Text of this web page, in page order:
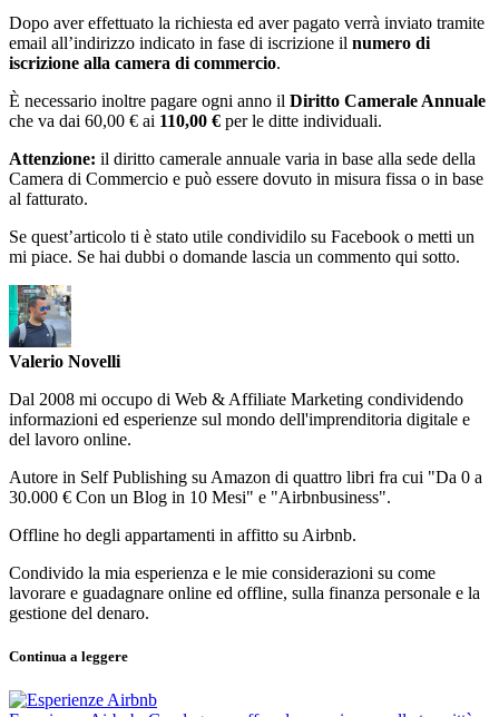
Dopo aver effettuato la richiesta ed aver pagato verrà inviato tramite
email all’indirizzo indicato in fase di iscrizione il numero di
iscrizione alla camera di commercio.
È necessario inoltre pagare ogni anno il Diritto Camerale Annuale
che va dai 60,00 € ai 110,00 € per le ditte individuali.
Attenzione: il diritto camerale annuale varia in base alla sede della
Camera di Commercio e può essere dovuto in misura fissa o in base
al fatturato.
Se quest’articolo ti è stato utile condividilo su Facebook o metti un
mi piace. Se hai dubbi o domande lascia un commento qui sotto.
Valerio Novelli
Dal 2008 mi occupo di Web & Affiliate Marketing condividendo
informazioni ed esperienze sul mondo dell'imprenditoria digitale e
del lavoro online.
Autore in Self Publishing su Amazon di quattro libri fra cui "Da 0 a
30.000 € Con un Blog in 10 Mesi" e "Airbnbusiness".
Offline ho degli appartamenti in affitto su Airbnb.
Condivido la mia esperienza e le mie considerazioni su come
lavorare e guadagnare online ed offline, sulla finanza personale e la
gestione del denaro.
Continua a leggere